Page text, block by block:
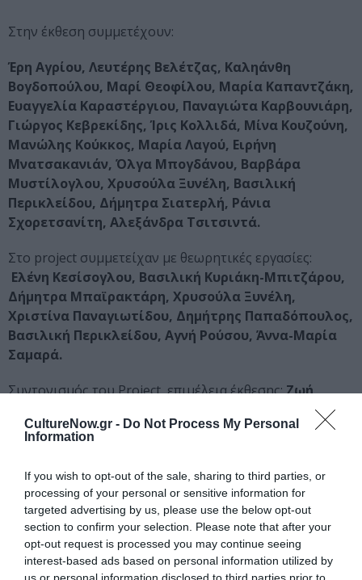
CultureNow.gr - Do Not Process My Personal
Information
If you wish to opt-out of the sale, sharing to third parties, or
processing of your personal or sensitive information for
targeted advertising by us, please use the below opt-out
section to confirm your selection. Please note that after your
opt-out request is processed you may continue seeing
interest-based ads based on personal information utilized by
us or personal information disclosed to third parties prior to
Στην έκθεση συμμετέχουν:
Έρη Αγρίου, Λευτέρης Βελέτζας, Καληάνθη
Βογδοπούλου, Μαρί Θεοφίλου, Μαρία Καπαντζάκη,
Ευαγγελία Καραστέργιου, Παναγιώτα Καρβουνιάρη,
Γιώργος Κεβρεκίδης, Ίρις Κολλιδά, Μίνα Κουζούνη,
Μανώλης Κούκκος, Μαρία Λαγού, Ειρήνη
Μνατσακανιάν, Όλγα Μπογδάνου, Βαρβάρα
Μυστίλογλου, Χρυσούλα Ξυνέλη, Βασιλική
Περικλείδου, Δήμητρα Σιατερλή, Ράνια
Σχορετσανίτη, Αλεξάνδρα Τσιτσιντά.
Στο project συμμετείχαν με θεωρητικές εργασίες:
Ελένη Κεσίσογλου, Βασιλική Κυριάκη-Μπιτζάρου,
Δήμητρα Μπαϊρακτάρη, Χρυσούλα Ξυνέλη,
Χριστίνα Παναγιωτίδου, Δημήτρης Παπαδόπουλος,
Βασιλική Περικλείδου, Αγνή Ρούσου, Άννα-Μαρία
Σαμαρά.
Συντονισμός του Project, επιμέλεια έκθεσης:Ζωή
Επίκουρη Καθηγήτρια και Δήμητρα Σιατερλή,
Ειδική Επιστήμων, Τμήμα Εικαστικών και
Πανεπιστήμιο Δυτικής Μακεδονίας.
Ταυτότητα
Τοποθεσία:Βιβλιοπωλείο του ΜΙΕΤ – Τσιμισκή 11,
ΘεσσαλονίκηΗμερομηνία:Εγκαίνια: Πέμπτη 11 Δεκεμβρίου